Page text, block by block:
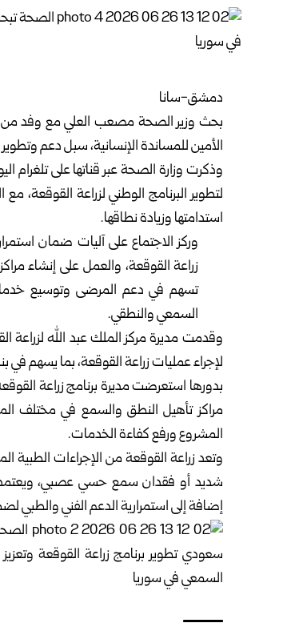
دمشق-سانا ‏
بحث وزير الصحة مصعب العلي مع وفد من
الأمين للمساندة الإنسانية، سبل ‏دعم
وذكرت وزارة الصحةعبر قناتها على تلغرام
لتطوير البرنامج ‏الوطني لزراعة القوقعة،
استدامتها وزيادة نطاقها.‏
وركز الاجتماع على آليات ضمان
زراعة القوقعة، ‏والعمل على إنشاء
تسهم في دعم المرضى وتوسيع
السمعي والنطقي.‏
وقدمت مديرة مركز الملك عبد الله لزراعة
لإجراء عمليات زراعة ‏القوقعة، بما يسهم
بدورها استعرضت مديرة برنامج زراعة
مراكز تأهيل النطق والسمع في ‏مختلف
المشروع ورفع كفاءة الخدمات.‏
وتعد زراعة القوقعة من الإجراءات
شديد أو فقدان سمع حسي ‏عصبي، ويعتمد
إضافة إلى استمرارية الدعم الفني والطبي